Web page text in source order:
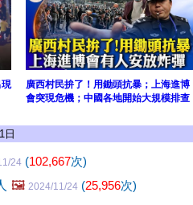
廣西村民拚了！用鋤頭抗暴；上海進博
會突現危機；中國各地開始大規模排查
日
24 (102,667次)
🖼️ 2024/11/24 (25,956次)